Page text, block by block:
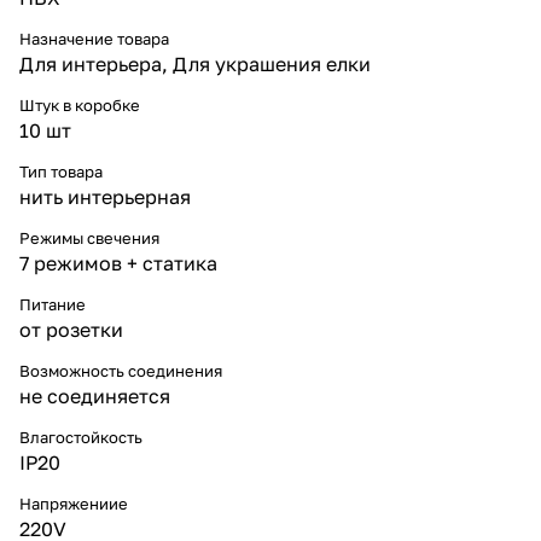
решений до масштабных
проектов.
консультации по выбору.
Вы можете купить гирлянду
белая прямо сейчас в интернет-
магазине «Леон-Лайт». Это
качества с гарантией
долговечной службы и
Назначение товара
Для интерьера, Для украшения елки
Штук в коробке
10 шт
Тип товара
нить интерьерная
Режимы свечения
7 режимов + статика
Питание
от розетки
Возможность соединения
не соединяется
Влагостойкость
IP20
Напряжениие
220V